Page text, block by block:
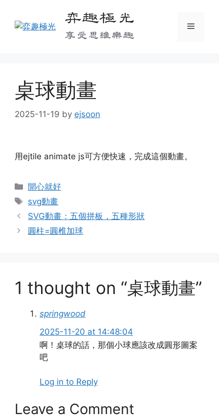
content
弈趣極光
享受思維樂趣
Menu
桌球動畫
2025-11-19 by ejsoon
用ejtile animate js可方便快速，完成這個動畫。
Categories
開心就好
Tags
svg動畫
SVG動畫：五個拼板，五種形狀
圓柱=圓椎加球
1 thought on “桌球動畫”
springwood
2025-11-20 at 14:48:04
啊！桌球的話，那個小球應該改成圓形圖案
吧
Log in to Reply
Leave a Comment